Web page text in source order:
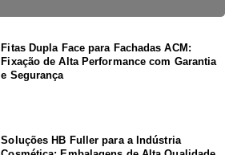
Fitas Dupla Face para Fachadas ACM:
Fixação de Alta Performance com Garantia
e Segurança
Soluções HB Fuller para a Indústria